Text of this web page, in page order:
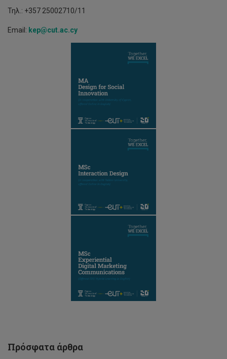
Τηλ.: +357 25002710/11
Email: kep@cut.ac.cy
Πρόσφατα άρθρα
Ωρολόγιο
Πρόγραμμα
Εαρινού
Εξαμήνου